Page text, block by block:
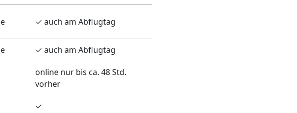
✓ auch am Abflugtag
✓ auch am Abflugtag
online nur bis ca. 48 Std.
vorher
✓